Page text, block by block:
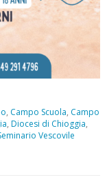
, Campo Scuola, Campo
, Diocesi di Chioggia,
Vescovile